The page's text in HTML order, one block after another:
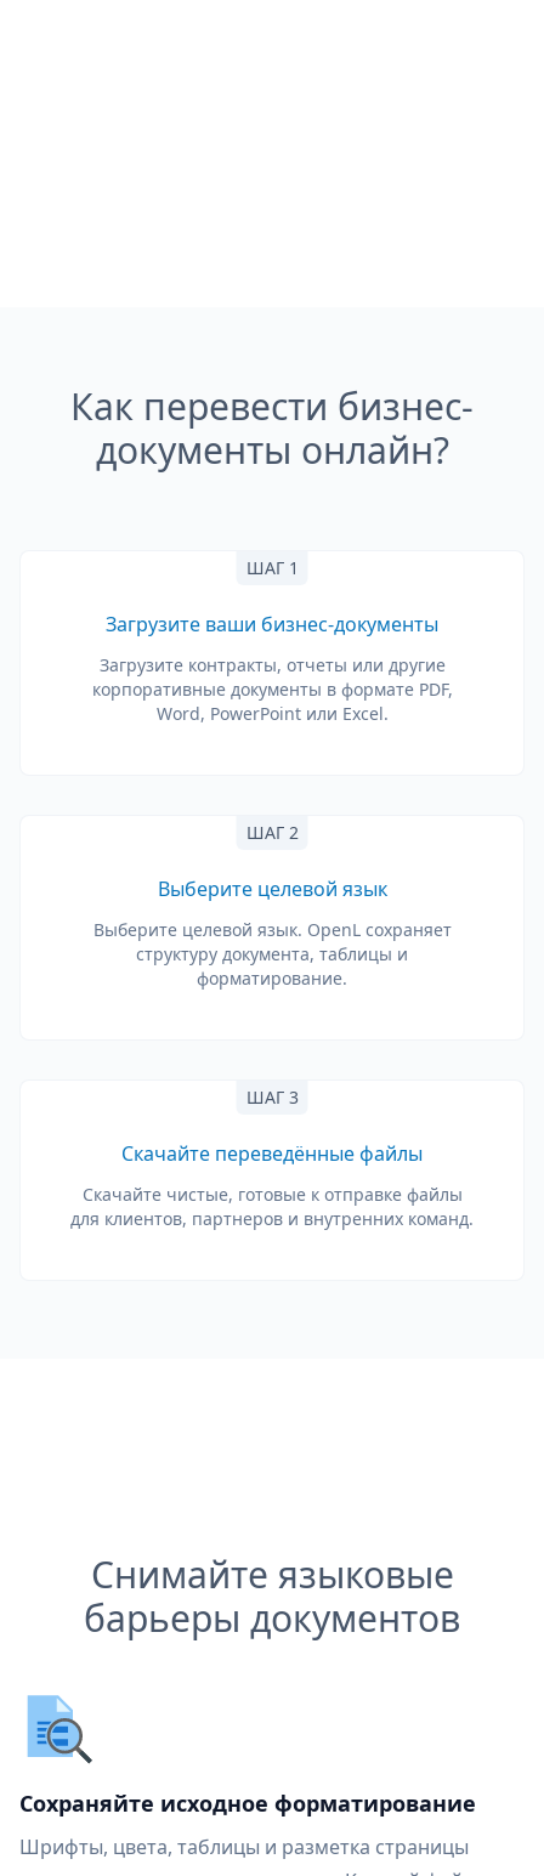
Как перевести бизнес-
документы онлайн?
ШАГ 1
Загрузите ваши бизнес-документы
Загрузите контракты, отчеты или другие
корпоративные документы в формате PDF,
Word, PowerPoint или Excel.
ШАГ 2
Выберите целевой язык
Выберите целевой язык. OpenL сохраняет
структуру документа, таблицы и
форматирование.
ШАГ 3
Скачайте переведённые файлы
Скачайте чистые, готовые к отправке файлы
для клиентов, партнеров и внутренних команд.
Снимайте языковые
барьеры документов
Сохраняйте исходное форматирование
Шрифты, цвета, таблицы и разметка страницы